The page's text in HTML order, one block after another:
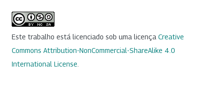
Este trabalho está licenciado sob uma licença Creative
Commons Attribution-NonCommercial-ShareAlike 4.0
International License